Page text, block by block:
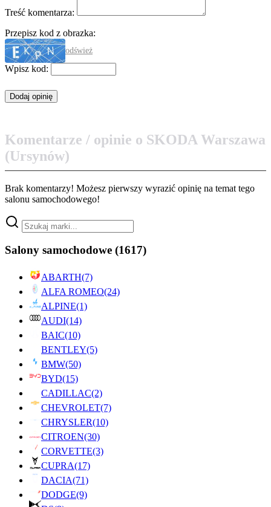
Treść komentarza:
Przepisz kod z obrazka:
odśwież
Wpisz kod:
Komentarze / opinie o SKODA Warszawa
(Ursynów)
Brak komentarzy! Możesz pierwszy wyrazić opinię na temat tego
salonu samochodowego!
Salony samochodowe (1617)
ABARTH(7)
ALFA ROMEO(24)
ALPINE(1)
AUDI(14)
BAIC(10)
BENTLEY(5)
BMW(50)
BYD(15)
CADILLAC(2)
CHEVROLET(7)
CHRYSLER(10)
CITROEN(30)
CORVETTE(3)
CUPRA(17)
DACIA(71)
DODGE(9)